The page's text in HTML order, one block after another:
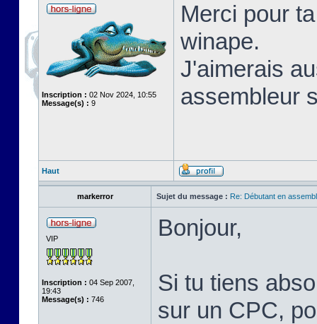
Inscription : 02 Nov 2024, 10:55
Message(s) : 9
Merci pour
winape.
J'aimerais
assembleur
Haut
markerror Sujet du message : Re: Débutant en
VIP
Inscription : 04 Sep 2007,
19:43
Message(s) : 746
Bonjour,
Si tu tiens
sur un CPC,